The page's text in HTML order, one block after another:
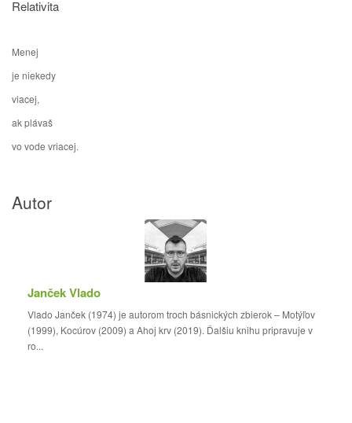
Relativita
Menej
je niekedy
viacej,
ak plávaš
vo vode vriacej.
Autor
Janček Vlado
Vlado Janček (1974) je autorom troch básnických zbierok – Motýľov
(1999), Kocúrov (2009) a Ahoj krv (2019). Ďalšiu knihu pripravuje v
ro...